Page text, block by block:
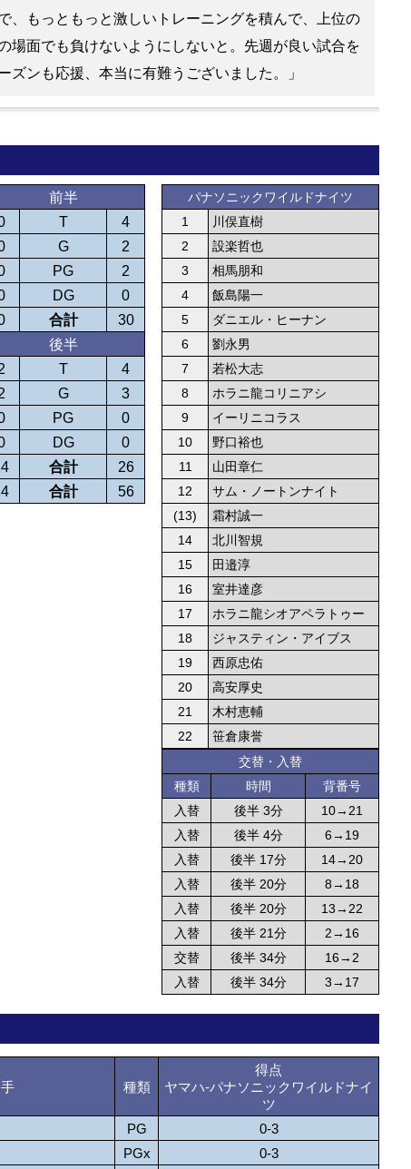
、もっともっと激しいトレーニングを積んで、上位の
場面でも負けないようにしないと。先週が良い試合を
ズンも応援、本当に有難うございました。」
前半
T
4
G
2
PG
2
DG
0
合計
30
後半
T
4
G
3
PG
0
DG
0
合計
26
合計 56
パナソニックワイルドナイツ
1
川俣直樹
2
設楽哲也
3
相馬朋和
4
飯島陽一
5
ダニエル・ヒーナン
6
劉永男
7
若松大志
8
ホラニ龍コリニアシ
9
イーリニコラス
10
野口裕也
11
山田章仁
12
サム・ノートンナイト
(13)
霜村誠一
14
北川智規
15
田邉淳
16
室井達彦
17
ホラニ龍シオアペラトゥー
18
ジャスティン・アイブス
19
西原忠佑
20
高安厚史
21
木村恵輔
22
笹倉康誉
交替・入替
種類
時間
背番号
入替
後半 3分
10→21
入替
後半 4分
6→19
入替
後半 17分
14→20
入替
後半 20分
8→18
入替
後半 20分
13→22
入替
後半 21分
2→16
交替
後半 34分
16→2
入替
後半 34分 3→17
種類
得点
ヤマハ-パナソニックワイルドナイ
ツ
PG
0-3
PGx 0-3